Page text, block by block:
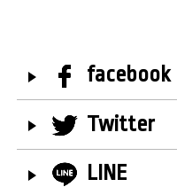
facebook
Twitter
LINE